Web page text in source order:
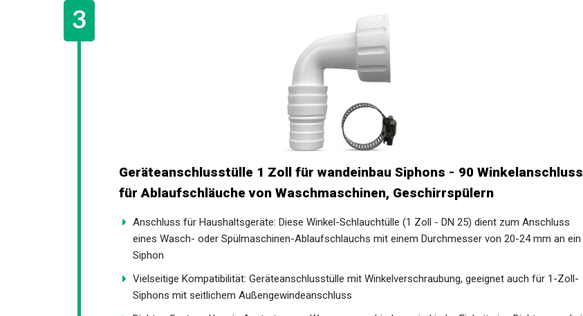
Geräteanschlusstülle 1 Zoll für wandeinbau Siphons - 90 Winkelanschluss
für Ablaufschläuche von Waschmaschinen, Geschirrspülern
Anschluss für Haushaltsgeräte: Diese Winkel-Schlauchtülle (1 Zoll - DN 25) dient zum Anschluss
eines Wasch- oder Spülmaschinen-Ablaufschlauchs mit einem Durchmesser von 20-24 mm an ein
Siphon
Vielseitige Kompatibilität: Geräteanschlusstülle mit Winkelverschraubung, geeignet auch für 1-Zoll-
Siphons mit seitlichem Außengewindeanschluss